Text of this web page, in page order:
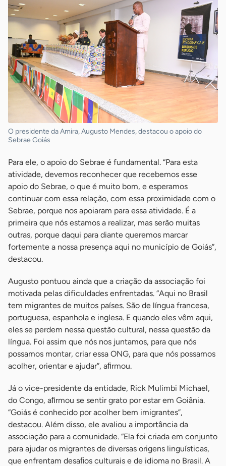
O presidente da Amira, Augusto Mendes, destacou o apoio do
Sebrae Goiás
Para ele, o apoio do Sebrae é fundamental. “Para esta
atividade, devemos reconhecer que recebemos esse
apoio do Sebrae, o que é muito bom, e esperamos
continuar com essa relação, com essa proximidade com o
Sebrae, porque nos apoiaram para essa atividade. É a
primeira que nós estamos a realizar, mas serão muitas
outras, porque daqui para diante queremos marcar
fortemente a nossa presença aqui no município de Goiás”,
destacou.
Augusto pontuou ainda que a criação da associação foi
motivada pelas dificuldades enfrentadas. “Aqui no Brasil
tem migrantes de muitos países. São de língua francesa,
portuguesa, espanhola e inglesa. E quando eles vêm aqui,
eles se perdem nessa questão cultural, nessa questão da
língua. Foi assim que nós nos juntamos, para que nós
possamos montar, criar essa ONG, para que nós possamos
acolher, orientar e ajudar”, aﬁrmou.
Já o vice-presidente da entidade, Rick Mulimbi Michael,
do Congo, aﬁrmou se sentir grato por estar em Goiânia.
“Goiás é conhecido por acolher bem imigrantes”,
destacou. Além disso, ele avaliou a importância da
associação para a comunidade. “Ela foi criada em conjunto
para ajudar os migrantes de diversas origens linguísticas,
que enfrentam desaﬁos culturais e de idioma no Brasil. A